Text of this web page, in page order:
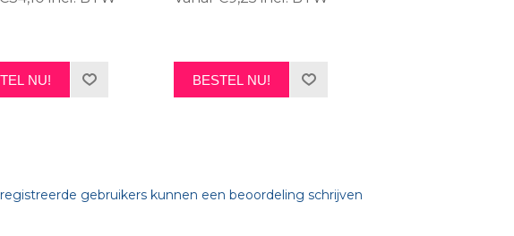
NU! BESTEL NU!
gebruikers kunnen een beoordeling schrijven